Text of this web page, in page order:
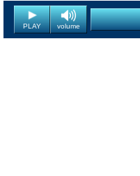
PLAY volume